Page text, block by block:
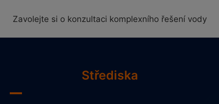
Zavolejte si o konzultaci komplexního řešení vody
Střediska